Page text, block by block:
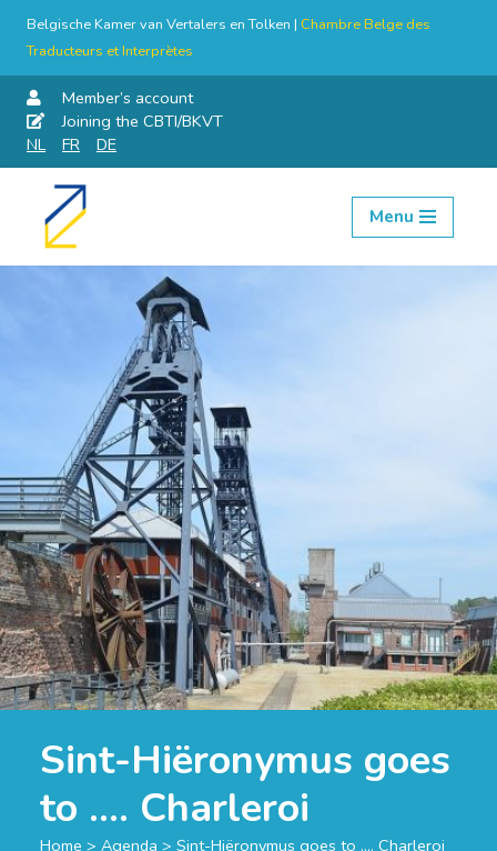
Belgische Kamer van Vertalers en Tolken | Chambre Belge des
Traducteurs et Interprètes
Member’s account
Joining the CBTI/BKVT
NL
FR DE
Skip
Menu
Sint-Hiëronymus goes
to …. Charleroi
Home > Agenda > Sint-Hiëronymus goes to …. Charleroi